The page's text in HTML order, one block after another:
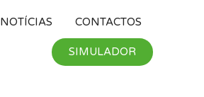
NOTÍ­CIAS CONTACTOS
SIMULADOR